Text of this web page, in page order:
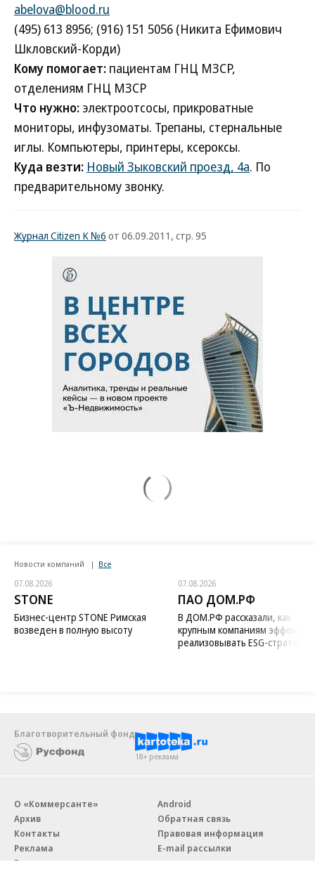
abelova@blood.ru
(495) 613 8956; (916) 151 5056 (Никита Ефимович
Шкловский-Корди)
Кому помогает: пациентам ГНЦ МЗСР,
отделениям ГНЦ МЗСР
Что нужно: электроотсосы, прикроватные
мониторы, инфузоматы. Трепаны, стернальные
иглы. Компьютеры, принтеры, ксероксы.
Куда везти: Новый Зыковский проезд, 4а. По
предварительному звонку.
Журнал Citizen K №6 от 06.09.2011, стр. 95
Новости компаний Все
07.08.2026
STONE
Бизнес-центр STONE Римская
возведен в полную высоту
07.08.2026
ПАО ДОМ.РФ
В ДОМ.РФ рассказали, как
крупным компаниям
реализовывать ESG-стратегию
Благотворительный фонд
18+ реклама
О «Коммерсанте»
Архив
Контакты
Реклама
Вакансии
Android
Обратная связь
Правовая информация
E-mail рассылки